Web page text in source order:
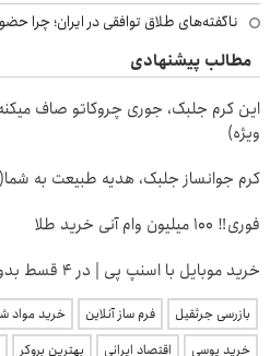
ناگفته‌های طلاق توافقی در ایران؛
مطالب پیشنهادی
این کرم جلبک، جوری چروکاتو صاف
ویژه)
کرم جوانساز جلبک، هدیه طبیعت به
فوری‼️ 100 میلیون وام آنی خرید طلا
خرید موبایل با اسنپ پی | در ۴ قسط بدون سود و کارمزد!
بازرسی جرثقیل فرم ساز آنلاین خرید مواد
خرید یوسی
اقتصاد ایرانی بهترین بروکر